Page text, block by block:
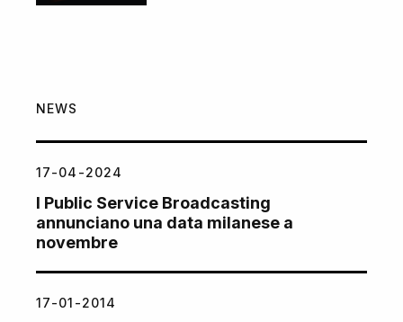
NEWS
17-04-2024
I Public Service Broadcasting
annunciano una data milanese a
novembre
17-01-2014